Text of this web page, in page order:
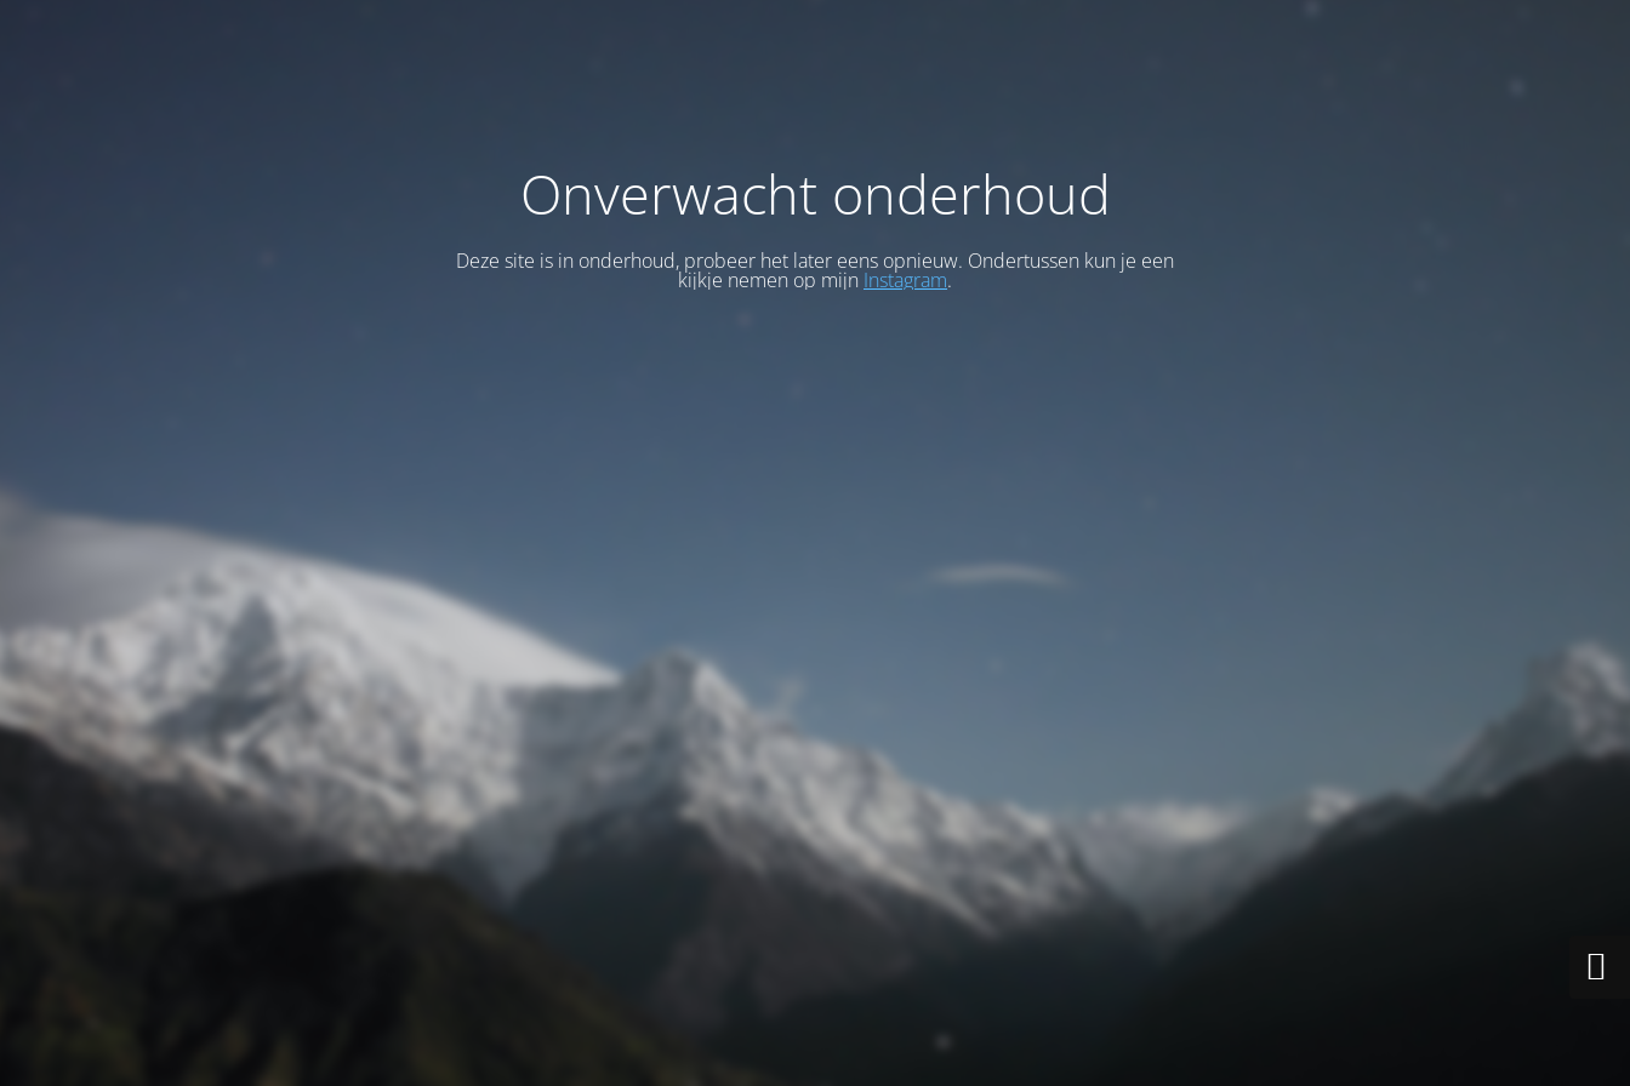
Onverwacht onderhoud
Deze site is in onderhoud, probeer het later eens opnieuw. Ondertussen kun je een
kijkje nemen op mijn Instagram.